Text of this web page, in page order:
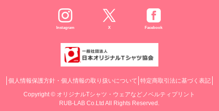
Instagram X Facebook
個人情報保護方針・個人情報の取り扱いについて 特定商取引法に基づく表記
Copyright © オリジナルTシャツ・ウェアなどノベルティプリント
RUB-LAB Co.Ltd All Rights Reserved.